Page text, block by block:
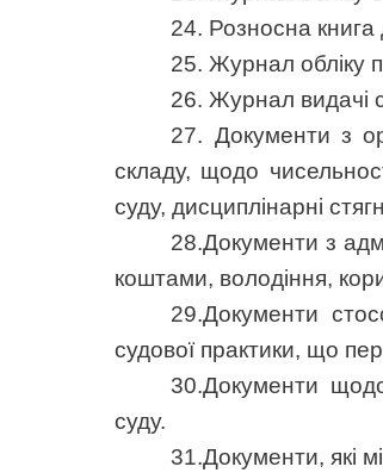
24. Розносна книга
25. Журнал обліку
26. Журнал видачі
27. Документи з
складу, щодо
суду, дисциплінарні
28.Документи з
коштами, володіння,
29.Документи
судової практики, що
30.Документи щодо
суду.
31.Документи, які